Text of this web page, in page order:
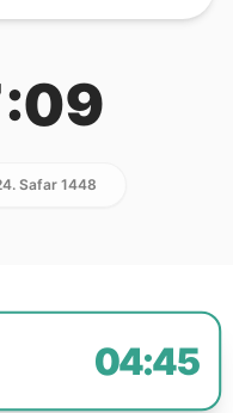
Safar 1448
04:45